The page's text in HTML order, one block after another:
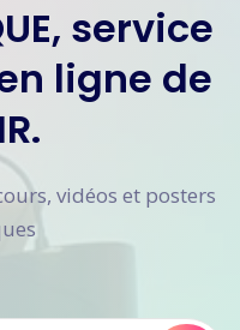
service
ligne de
vidéos et posters